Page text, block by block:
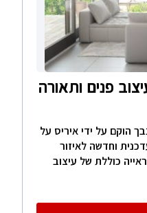
פנים ותאורה
הוקם על ידי איריס על
וחדשה לאיזור
כוללת של עיצוב